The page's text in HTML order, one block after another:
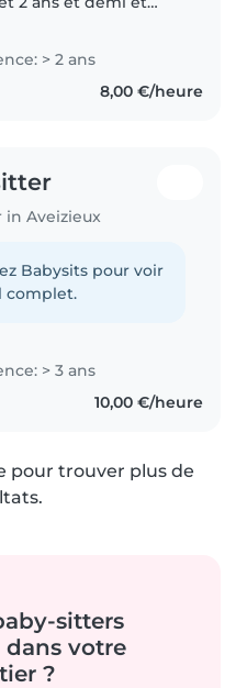
les enfants, leur
et leur joie de vivre
> 2 ans
8,00 €/heure
in Aveizieux
Babysits pour voir
complet.
> 3 ans
10,00 €/heure
pour trouver plus de
sitters
dans votre
?